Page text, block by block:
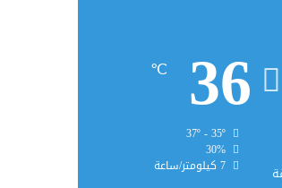
36
℃
37º - 35º
30%
7 كيلومتر/ساعة